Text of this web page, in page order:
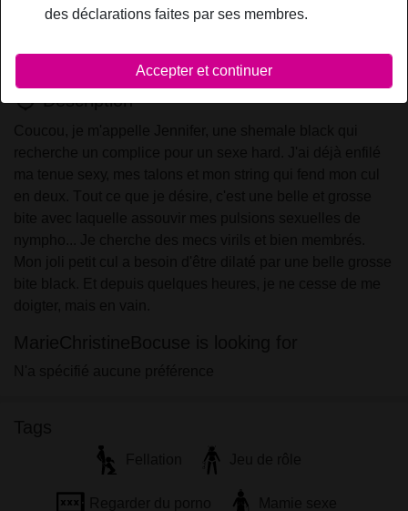
des déclarations faites par ses membres.
Accepter et continuer
Épilé(e):
Oui
person_pinDescription